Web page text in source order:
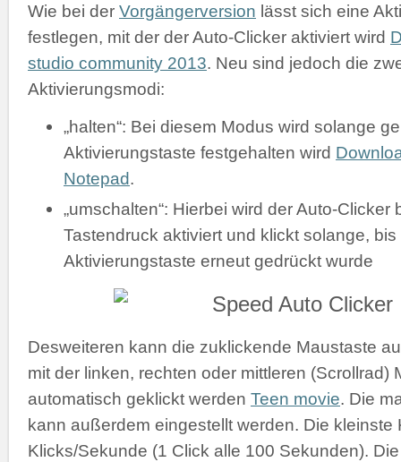
Wie bei der Vorgängerversion lässt sich eine
festlegen, mit der der Auto-Clicker aktiviert wird
studio community 2013. Neu sind jedoch die
Aktivierungsmodi:
„halten“: Bei diesem Modus wird solange
Aktivierungstaste festgehalten wird
Notepad.
„umschalten“: Hierbei wird der Auto-Clicker
Tastendruck aktiviert und klickt solange, bis
Aktivierungstaste erneut gedrückt wurde
Desweiteren kann die zuklickende Maustaste
mit der linken, rechten oder mittleren (Scrollrad)
automatisch geklickt werden Teen movie. Die
kann außerdem eingestellt werden. Die kleinste
Klicks/Sekunde (1 Click alle 100 Sekunden).